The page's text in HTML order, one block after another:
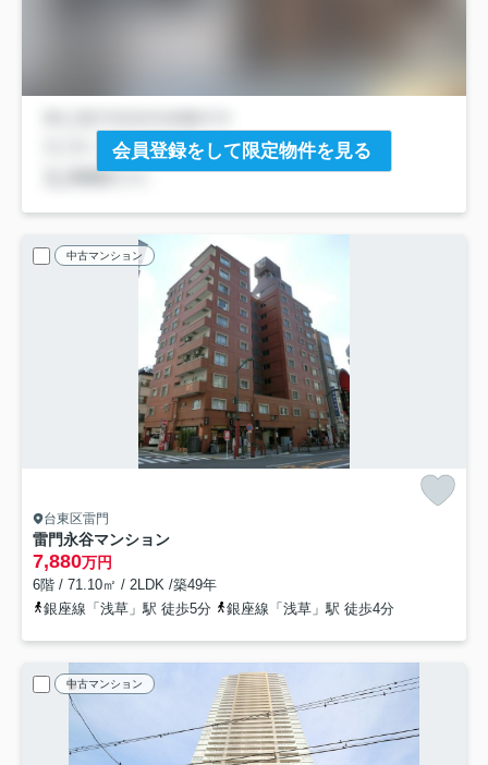
会員登録をして限定物件を見る
中古マンション
台東区雷門
雷門永谷マンション
7,880万円
6階 / 71.10㎡ / 2LDK /築49年
銀座線「浅草」駅 徒歩5分
銀座線「浅草」駅 徒歩4分
中古マンション